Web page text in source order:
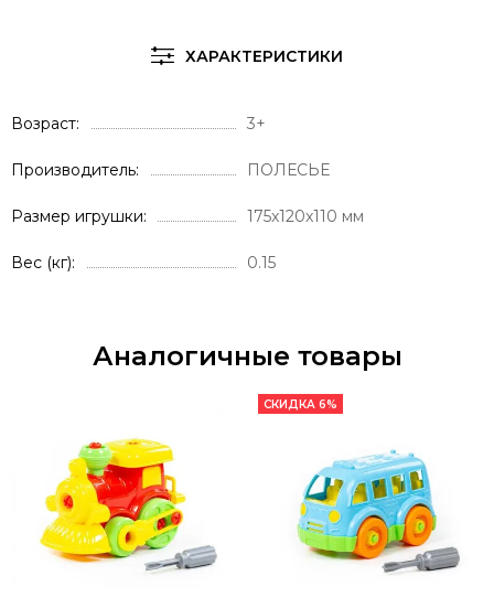
ХАРАКТЕРИСТИКИ
Возраст 3+
Производитель ПОЛЕСЬЕ
Размер игрушки 175x120x110 мм
Вес (кг) 0.15
Аналогичные товары
СКИДКА 6%